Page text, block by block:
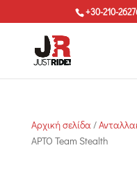
+30-210-
Αρχική σελίδα/
APTO Team Stealth